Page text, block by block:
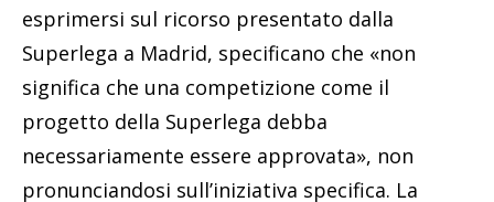
esprimersi sul ricorso presentato dalla
Superlega a Madrid, specificano che «non
significa che una competizione come il
progetto della Superlega debba
necessariamente essere approvata», non
pronunciandosi sull’iniziativa specifica. La